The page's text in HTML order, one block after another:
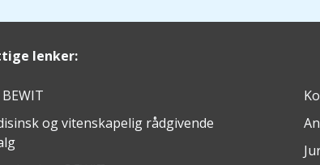
lenker:
og vitenskapelig rådgivende